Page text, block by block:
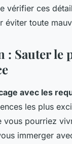
vérifier ces
éviter toute
: Sauter le
avec les
les plus
vous pourriez
immerger